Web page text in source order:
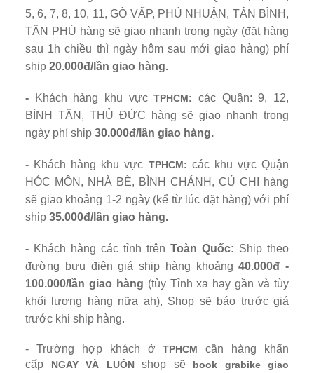
5, 6, 7, 8, 10, 11, GÒ VẤP, PHÚ NHUẬN, TÂN BÌNH,
TÂN PHÚ hàng sẽ giao nhanh trong ngày (đặt hàng
sau 1h chiều thì ngày hôm sau mới giao hàng) phí
ship 20.000đ/lần giao hàng.
- Khách hàng khu vựcTPHCM:
các Quận: 9, 12,
BÌNH TÂN, THỦ ĐỨC hàng sẽ giao nhanh trong
ngày phí ship 30.000đ/lần giao hàng.
- Khách hàng khu vực TPHCM: các khu vực Quận
HÓC MÔN, NHÀ BÈ, BÌNH CHÁNH, CỦ CHI hàng
sẽ giao khoảng 1-2 ngày (kể từ lúc đặt hàng) với phí
ship 35.000đ/lần giao hàng.
- Khách hàng các tỉnh trên Toàn Quốc: Ship theo
đường bưu điện giá ship hàng khoảng40.000đ -
100.000/lần giao hàng (tùy Tỉnh xa hay gần và tùy
khối lượng hàng nữa ah), Shop sẽ báo trước giá
trước khi ship hàng.
- Trường hợp khách ở TPHCM
cần hàng khẩn
cấp
NGAY VÀ LUÔNshop sẽ book grabike giao